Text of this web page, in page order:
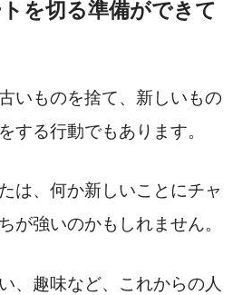
を切る準備ができて
いものを捨て、新しいもの
する行動でもあります。
は、何か新しいことにチャ
が強いのかもしれません。
、趣味など、これからの人